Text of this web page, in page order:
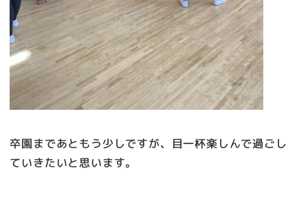
卒園まであともう少しですが、目一杯楽しんで過ごし
ていきたいと思います。